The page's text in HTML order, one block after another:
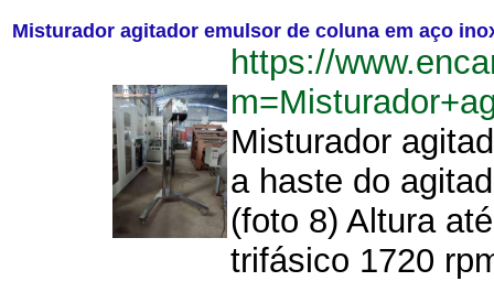
Misturador agitador emulsor de coluna em aço
https://
Misturador
a haste do
(foto 8) Altura
trifásico 1720